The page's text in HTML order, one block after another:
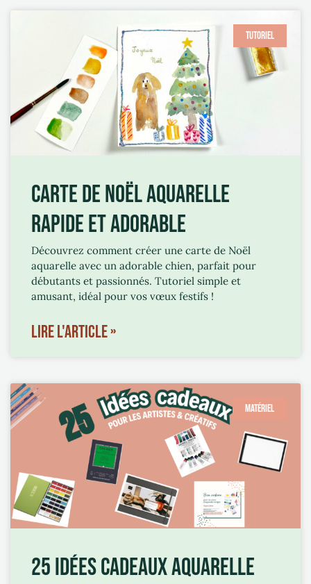
TUTORIEL
CARTE DE NOËL AQUARELLE
RAPIDE ET ADORABLE
Découvrez comment créer une carte de Noël
aquarelle avec un adorable chien, parfait pour
débutants et passionnés. Tutoriel simple et
amusant, idéal pour vos vœux festifs !
LIRE L'ARTICLE »
MATÉRIEL
25 IDÉES CADEAUX AQUARELLE